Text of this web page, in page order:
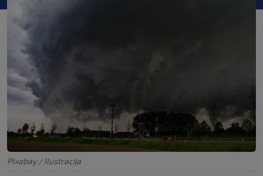
PIxabay / Ilustracija